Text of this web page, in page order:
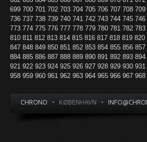
699 700 701 702 703 704 705 706 707 708 709
736 737 738 739 740 741 742 743 744 745 746
773 774 775 776 777 778 779 780 781 782 783
810 811 812 813 814 815 816 817 818 819 820
847 848 849 850 851 852 853 854 855 856 857
884 885 886 887 888 889 890 891 892 893 894
921 922 923 924 925 926 927 928 929 930 931
958 959 960 961 962 963 964 965 966 967 968
CHRONO • KØBENHAVN •